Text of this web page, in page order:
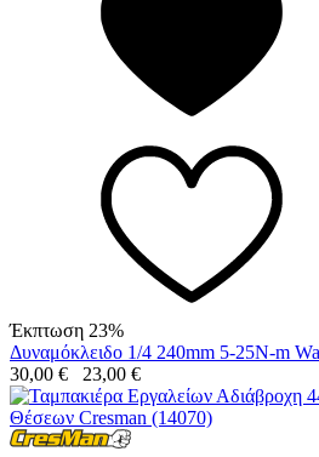
Έκπτωση 23%
Δυναμόκλειδο 1/4 240mm 5-25N-m
30,00 € 23,00 €